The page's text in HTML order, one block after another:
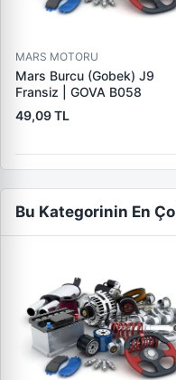
MARS MOTORU
Mars Burcu (Gobek) J9
Fransiz | GOVA B058
49,09 TL
Bu Kategorinin En